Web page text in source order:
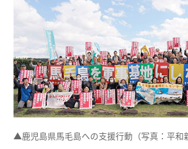
▲鹿児島県馬毛島への支援行動（写真：平和